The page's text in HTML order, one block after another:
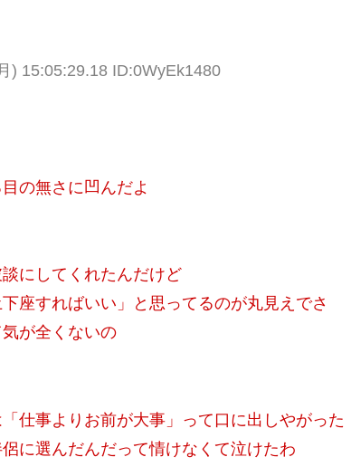
) 15:05:29.18 ID:0WyEk1480
の無さに凹んだよ
にしてくれたんだけど
座すればいい」と思ってるのが丸見えでさ
が全くないの
仕事よりお前が大事」って口に出しやがった
に選んだんだって情けなくて泣けたわ